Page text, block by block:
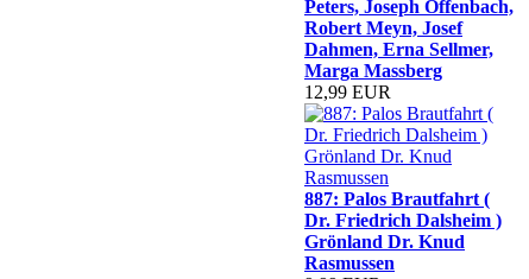
Peters, Joseph Offenbach,
Robert Meyn, Josef
Dahmen, Erna Sellmer,
Marga Massberg
12,99 EUR
887: Palos Brautfahrt (
Dr. Friedrich Dalsheim )
Grönland Dr. Knud
Rasmussen